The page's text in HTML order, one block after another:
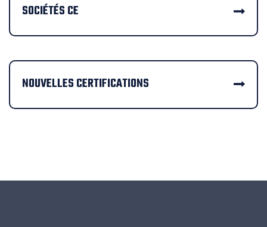
SOCIÉTÉS CE
NOUVELLES CERTIFICATIONS